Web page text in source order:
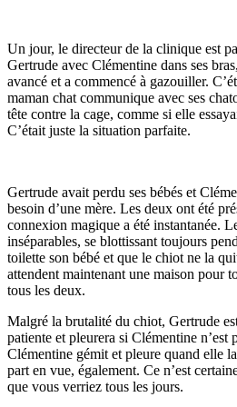
Un jour, le directeur de la clinique est
Gertrude avec Clémentine dans ses
avancé et a commencé à gazouiller.
maman chat communique avec ses
tête contre la cage, comme si elle
C’était juste la situation parfaite.
Gertrude avait perdu ses bébés et
besoin d’une mère. Les deux ont été
connexion magique a été instantanée.
inséparables, se blottissant toujours
toilette son bébé et que le chiot ne la
attendent maintenant une maison pour
tous les deux.
Malgré la brutalité du chiot, Gertrude
patiente et pleurera si Clémentine n’est
Clémentine gémit et pleure quand elle
part en vue, également. Ce n’est
que vous verriez tous les jours.